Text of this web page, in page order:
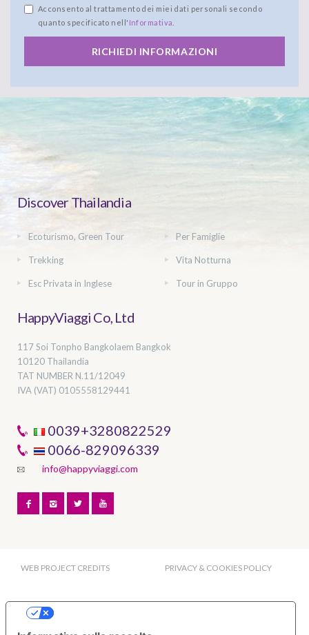
Acconsento al trattamento dei miei dati personali secondo
quanto specificato nell' Informativa
RICHIEDI INFORMAZIONI
Discover Thailandia
Ecoturismo, Green Tour Per Famiglie
Trekking Vita Notturna
Esc Privata in Inglese Tour in Gruppo
HappyViaggi Co, Ltd
117 Soi Tonpho Bangkolaem Bangkok
10120 Thailandia
TAT NUMBER N.11/12049
IVA (VAT) 0105558129441
0039+3280822529
0066-829096339
info@happyviaggi.com
WEB PROJECT CREDITS PRIVACY & COOKIES POLICY
Le tue preferenze relative alla privacy